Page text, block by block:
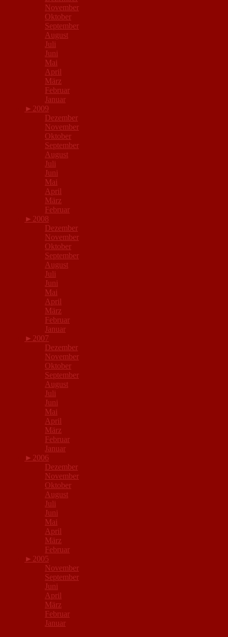
November
Oktober
September
August
Juli
Juni
Mai
April
März
Februar
Januar
► 2009
Dezember
November
Oktober
September
August
Juli
Juni
Mai
April
März
Februar
► 2008
Dezember
November
Oktober
September
August
Juli
Juni
Mai
April
März
Februar
Januar
► 2007
Dezember
November
Oktober
September
August
Juli
Juni
Mai
April
März
Februar
Januar
► 2006
Dezember
November
Oktober
August
Juli
Juni
Mai
April
März
Februar
► 2005
November
September
Juni
April
März
Februar
Januar